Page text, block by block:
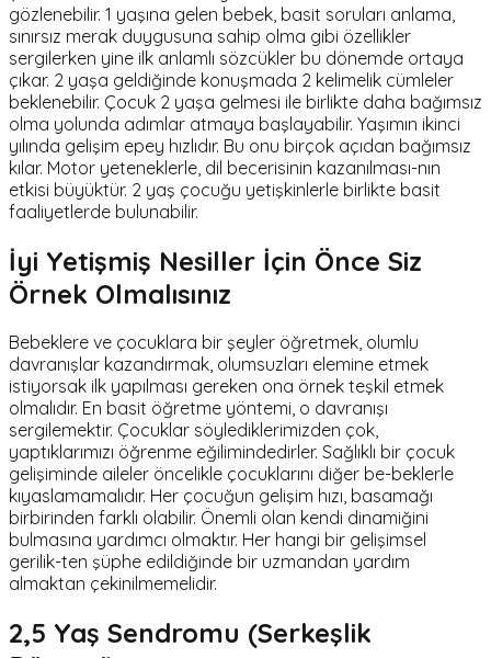
gözlenebilir. 1 yaşına gelen bebek, basit soruları anlama,
sınırsız merak duygusuna sahip olma gibi özellikler
sergilerken yine ilk anlamlı sözcükler bu dönemde ortaya
çıkar. 2 yaşa geldiğinde konuşmada 2 kelimelik cümleler
beklenebilir. Çocuk 2 yaşa gelmesi ile birlikte daha bağımsız
olma yolunda adımlar atmaya başlayabilir. Yaşımın ikinci
yılında gelişim epey hızlıdır. Bu onu birçok açıdan bağımsız
kılar. Motor yeteneklerle, dil becerisinin kazanılması-nın
etkisi büyüktür. 2 yaş çocuğu yetişkinlerle birlikte basit
faaliyetlerde bulunabilir.
İyi Yetişmiş Nesiller İçin Önce Siz
Örnek Olmalısınız
Bebeklere ve çocuklara bir şeyler öğretmek, olumlu
davranışlar kazandırmak, olumsuzları elemine etmek
istiyorsak ilk yapılması gereken ona örnek teşkil etmek
olmalıdır. En basit öğretme yöntemi, o davranışı
sergilemektir. Çocuklar söylediklerimizden çok,
yaptıklarımızı öğrenme eğilimindedirler. Sağlıklı bir çocuk
gelişiminde aileler öncelikle çocuklarını diğer be-beklerle
kıyaslamamalıdır. Her çocuğun gelişim hızı, basamağı
birbirinden farklı olabilir. Önemli olan kendi dinamiğini
bulmasına yardımcı olmaktır. Her hangi bir gelişimsel
gerilik-ten şüphe edildiğinde bir uzmandan yardım
almaktan çekinilmemelidir.
2,5 Yaş Sendromu (Serkeşlik